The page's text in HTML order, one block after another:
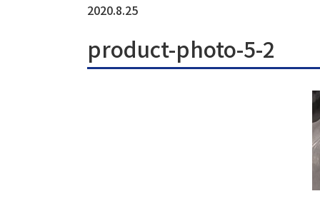
2020.8.25
product-photo-5-2